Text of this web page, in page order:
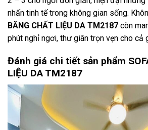
nhấn tinh tế trong không gian sống.
BĂNG CHẤT LIỆU DA TM2187 còn
phút nghỉ ngơi, thư giãn trọn vẹn cho cả
Đánh giá chi tiết sản phẩm
LIỆU DA TM2187